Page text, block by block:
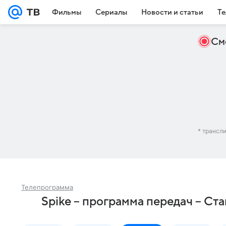
Фильмы Сериалы Новости и статьи
*
Телепрограмма
Spike – программа передач –